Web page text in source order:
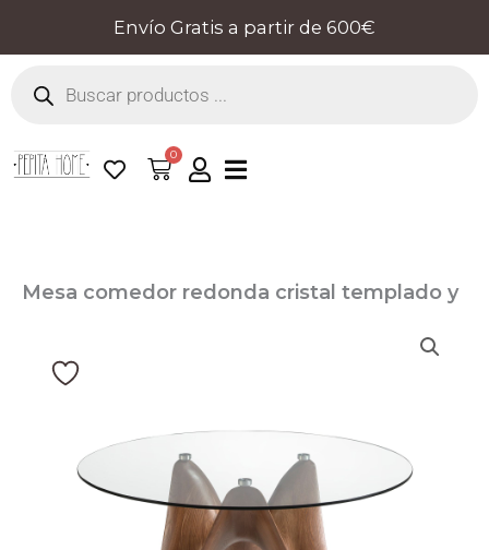
contenido
Envío Gratis a partir de 600€
productos
0
Cart
Mesa comedor redonda cristal templado y